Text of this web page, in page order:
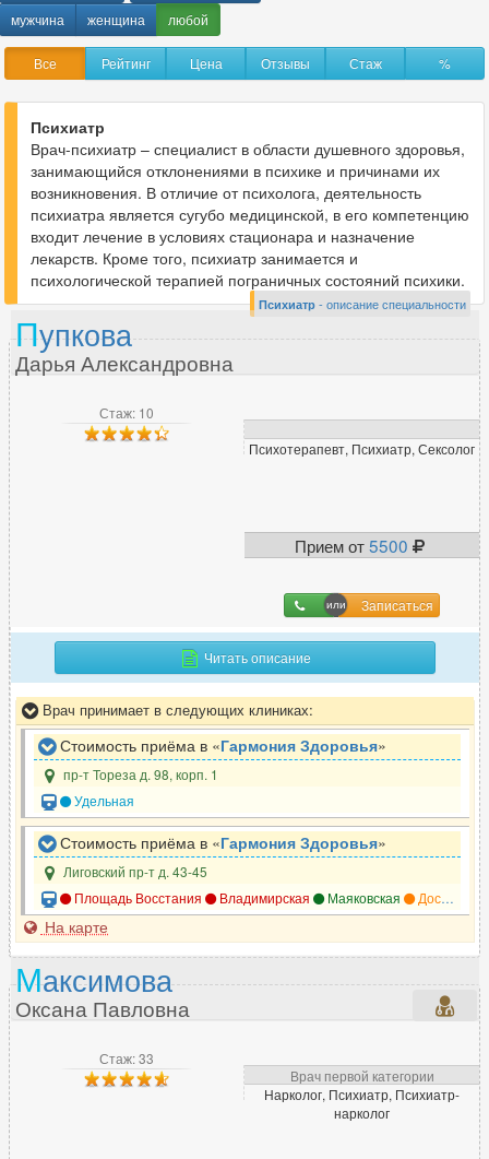
Анестезиолог-реаниматолог
Аритмолог 9
Артролог 6
Б
Бариатрический хирург
В
Вегетолог 2
Венеролог
Вертебролог
Врач МРТ 21
10
238
41
Гемостазиолог
Генетик 12
Гепатолог
Гинеколог 537
Гирудотерапевт
Гнатолог
Д
Дерматовенеролог 246
Дерматолог 400
Диабетолог
мужчина
женщина любой
Все Рейтинг Цена Отзывы Стаж %
Психиатр
Врач-психиатр – специалист в области душевного здоровья,
занимающийся отклонениями в психике и причинами их
возникновения. В отличие от психолога, деятельность
психиатра является сугубо медицинской, в его компетенцию
входит лечение в условиях стационара и назначение
лекарств. Кроме того, психиатр занимается и
психологической терапией пограничных состояний психики.
Психиатр- описание специальности
Стаж: 10
Психотерапевт, Психиатр, Сексолог
Прием от5500
Записаться
Пупкова
Дарья Александровна
Читать описание
Врач принимает в следующих клиниках:
Стоимость приёма в «Гармония Здоровья»
пр-т Тореза д. 98, корп. 1
Удельная
Стоимость приёма в «Гармония Здоровья»
Лиговский пр-т д. 43-45
Площадь Восстания
Владимирская Маяковская Достоевская
На карте
Стаж: 33
Врач первой категории
Нарколог, Психиатр, Психиатр-
нарколог
Максимова
Оксана Павловна